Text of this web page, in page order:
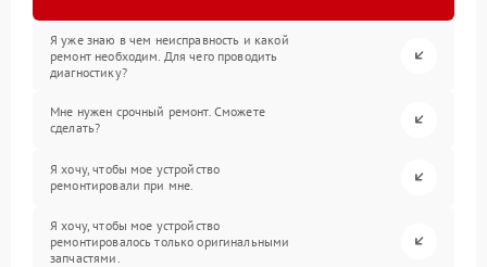
Я уже знаю в чем неисправность и какой
ремонт необходим. Для чего проводить
диагностику?
Мне нужен срочный ремонт. Сможете
сделать?
Я хочу, чтобы мое устройство
ремонтировали при мне.
Я хочу, чтобы мое устройство
ремонтировалось только оригинальными
запчастями.